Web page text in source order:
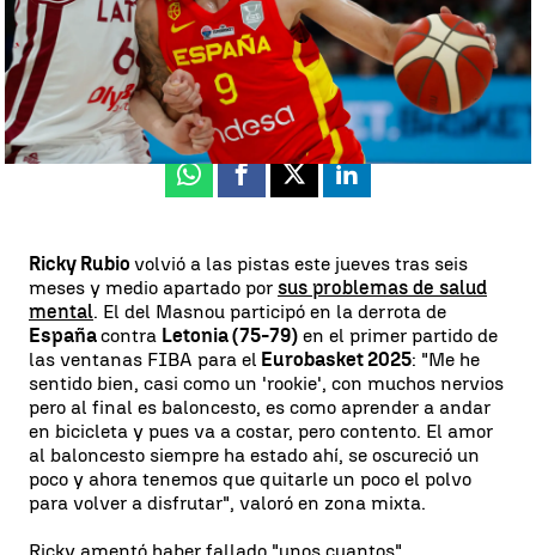
Luis F. Castillo
Publicado:23 de febrero de 2024, 12:58
Whatsapp
Facebook
X Linkedin
Ricky Rubio volvió a las pistas este jueves tras seis
meses y medio apartado por sus problemas de salud
mental. El del Masnou participó en la derrota de
Españacontra Letonia (75-79) en el primer partido de
las ventanas FIBA para el Eurobasket 2025: "Me he
sentido bien, casi como un 'rookie', con muchos nervios
pero al final es baloncesto, es como aprender a andar
en bicicleta y pues va a costar, pero contento. El amor
al baloncesto siempre ha estado ahí, se oscureció un
poco y ahora tenemos que quitarle un poco el polvo
para volver a disfrutar", valoró en zona mixta.